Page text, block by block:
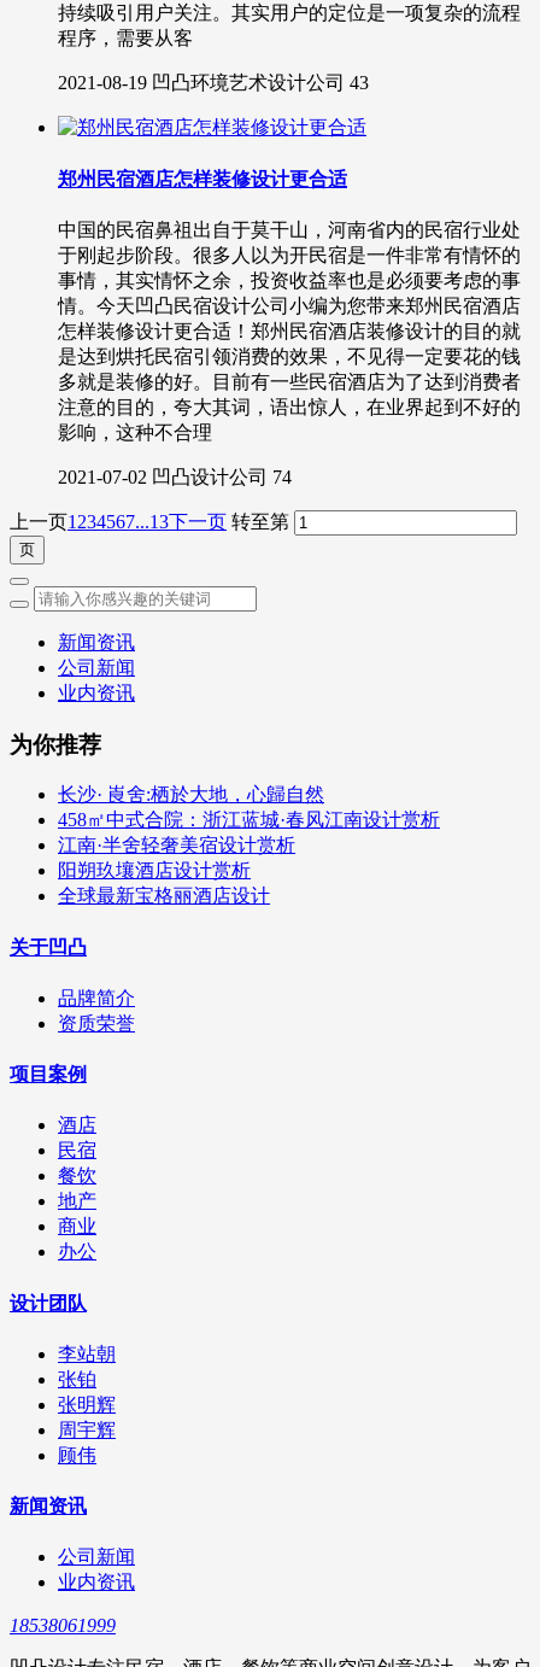
持续吸引用户关注。其实用户的定位是一项复杂的流程
程序，需要从客
2021-08-19 凹凸环境艺术设计公司 43
郑州民宿酒店怎样装修设计更合适
中国的民宿鼻祖出自于莫干山，河南省内的民宿行业处
于刚起步阶段。很多人以为开民宿是一件非常有情怀的
事情，其实情怀之余，投资收益率也是必须要考虑的事
情。今天凹凸民宿设计公司小编为您带来郑州民宿酒店
怎样装修设计更合适！郑州民宿酒店装修设计的目的就
是达到烘托民宿引领消费的效果，不见得一定要花的钱
多就是装修的好。目前有一些民宿酒店为了达到消费者
注意的目的，夸大其词，语出惊人，在业界起到不好的
影响，这种不合理
2021-07-02 凹凸设计公司 74
上一页1 234567...13下一页 转至第
新闻资讯
公司新闻
业内资讯
为你推荐
长沙· 崀舍:栖於大地，心歸自然
458㎡中式合院：浙江蓝城·春风江南设计赏析
江南·半舍轻奢美宿设计赏析
阳朔玖壤酒店设计赏析
全球最新宝格丽酒店设计
关于凹凸
品牌简介
资质荣誉
项目案例
酒店
民宿
餐饮
地产
商业
办公
设计团队
李站朝
张铂
张明辉
周宇辉
顾伟
新闻资讯
公司新闻
业内资讯
18538061999